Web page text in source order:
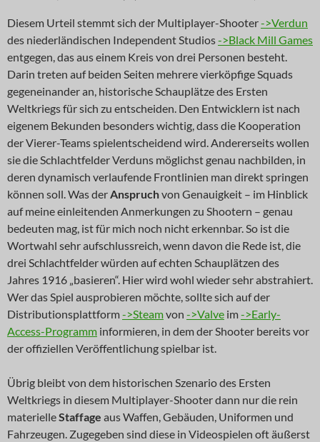
Diesem Urteil stemmt sich der Multiplayer-Shooter->Verdun
des niederländischen Independent Studios->Black Mill Games
entgegen, das aus einem Kreis von drei Personen besteht.
Darin treten auf beiden Seiten mehrere vierköpfige Squads
gegeneinander an, historische Schauplätze des Ersten
Weltkriegs für sich zu entscheiden. Den Entwicklern ist nach
eigenem Bekunden besonders wichtig, dass die Kooperation
der Vierer-Teams spielentscheidend wird. Andererseits wollen
sie die Schlachtfelder Verduns möglichst genau nachbilden, in
deren dynamisch verlaufende Frontlinien man direkt springen
können soll. Was derAnspruchvon Genauigkeit – im Hinblick
auf meine einleitenden Anmerkungen zu Shootern – genau
bedeuten mag, ist für mich noch nicht erkennbar. So ist die
Wortwahl sehr aufschlussreich, wenn davon die Rede ist, die
drei Schlachtfelder würden auf echten Schauplätzen des
Jahres 1916 „basieren“. Hier wird wohl wieder sehr abstrahiert.
Wer das Spiel ausprobieren möchte, sollte sich auf der
Distributionsplattform->Steamvon ->Valve im->Early-
Access-Programm informieren, in dem der Shooter bereits vor
der offiziellen Veröffentlichung spielbar ist.
Übrig bleibt von dem historischen Szenario des Ersten
Weltkriegs in diesem Multiplayer-Shooter dann nur die rein
materielleStaffage aus Waffen, Gebäuden, Uniformen und
Fahrzeugen. Zugegeben sind diese in Videospielen oft äußerst